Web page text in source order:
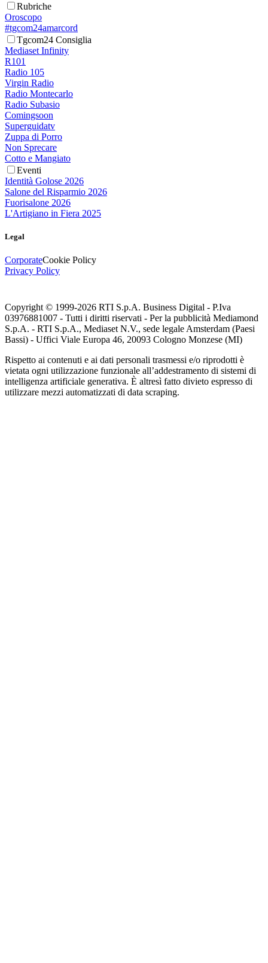
Rubriche
Oroscopo
#tgcom24amarcord
Tgcom24 Consiglia
Mediaset Infinity
R101
Radio 105
Virgin Radio
Radio Montecarlo
Radio Subasio
Comingsoon
Superguidatv
Zuppa di Porro
Non Sprecare
Cotto e Mangiato
Eventi
Identità Golose 2026
Salone del Risparmio 2026
Fuorisalone 2026
L'Artigiano in Fiera 2025
Legal
CorporateCookie Policy
Privacy Policy
Copyright © 1999-2026 RTI S.p.A. Business Digital - P.Iva
03976881007 - Tutti i diritti riservati - Per la pubblicità Mediamond
S.p.A. - RTI S.p.A., Mediaset N.V., sede legale Amsterdam (Paesi
Bassi) - Uffici Viale Europa 46, 20093 Cologno Monzese (MI)
Rispetto ai contenuti e ai dati personali trasmessi e/o riprodotti è
vietata ogni utilizzazione funzionale all’addestramento di sistemi di
intelligenza artificiale generativa. È altresì fatto divieto espresso di
utilizzare mezzi automatizzati di data scraping.